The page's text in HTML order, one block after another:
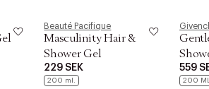
Beauté Pacifique
Masculinity Hair &
Shower Gel
229 SEK
200 ml.
559
200